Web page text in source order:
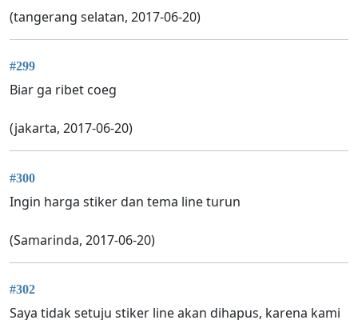
(tangerang selatan, 2017-06-20)
#299
Biar ga ribet coeg
(jakarta, 2017-06-20)
#300
Ingin harga stiker dan tema line turun
(Samarinda, 2017-06-20)
#302
Saya tidak setuju stiker line akan dihapus, karena kami